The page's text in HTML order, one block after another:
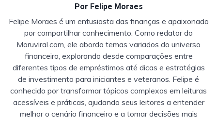
Por Felipe Moraes
Felipe Moraes é um entusiasta das finanças e apaixonado
por compartilhar conhecimento. Como redator do
Moruviral.com, ele aborda temas variados do universo
financeiro, explorando desde comparações entre
diferentes tipos de empréstimos até dicas e estratégias
de investimento para iniciantes e veteranos. Felipe é
conhecido por transformar tópicos complexos em leituras
acessíveis e práticas, ajudando seus leitores a entender
melhor o cenário financeiro e a tomar decisões mais